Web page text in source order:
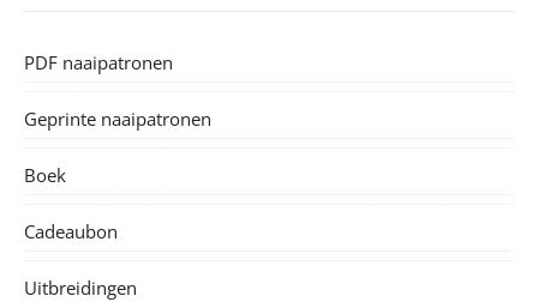
PDF naaipatronen
Geprinte naaipatronen
Boek
Cadeaubon
Uitbreidingen